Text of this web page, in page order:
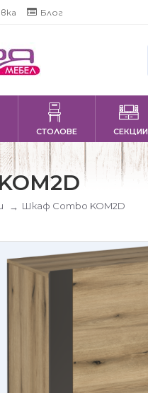
Блог
СТОЛОВЕ СЕКЦИИ
Шкаф Combo KOM2D